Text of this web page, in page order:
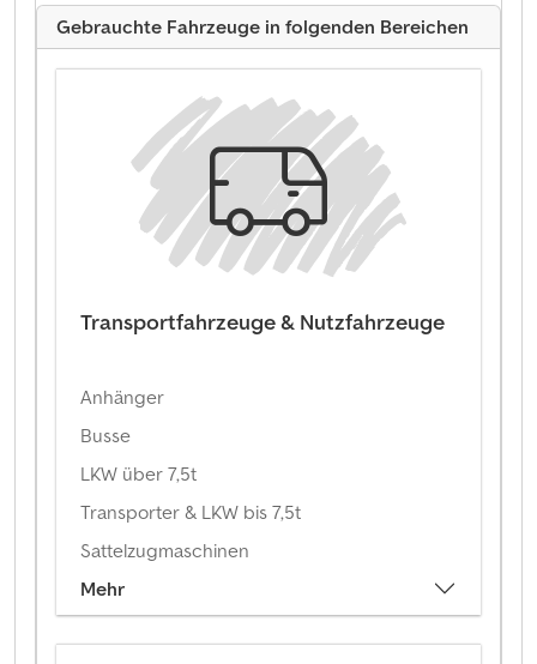
Gebrauchte Fahrzeuge in folgenden Bereichen
Transportfahrzeuge & Nutzfahrzeuge
Anhänger
Busse
LKW über 7,5t
Transporter & LKW bis 7,5t
Sattelzugmaschinen
Mehr